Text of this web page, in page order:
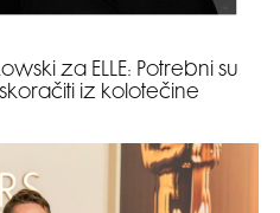
za ELLE: Potrebni su
iz kolotečine